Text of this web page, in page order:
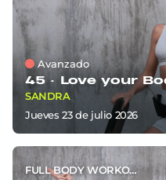
Avanzado
45 · Love your
SANDRA
jueves 23de julio 2026
FULL BODY WORKOUT